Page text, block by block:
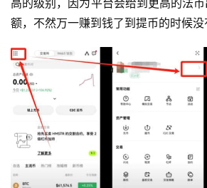
额，不然万一赚到钱了到提币的时候没